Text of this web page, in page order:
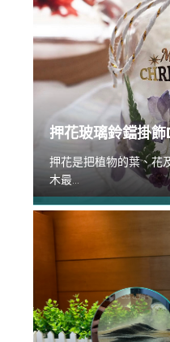
押花玻璃鈴鐺掛飾
押花是把植物的葉、花
木最...